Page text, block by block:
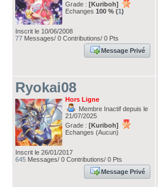
Grade : [Kuriboh]
Echanges 100 % (1)
Inscrit le 10/06/2008
77 Messages/ 0 Contributions/ 0 Pts
Message Privé
Ryokai08
Hors Ligne
Membre Inactif depuis le
21/07/2025
Grade : [Kuriboh]
Echanges (Aucun)
Inscrit le 26/01/2017
645 Messages/ 0 Contributions/ 0 Pts
Message Privé